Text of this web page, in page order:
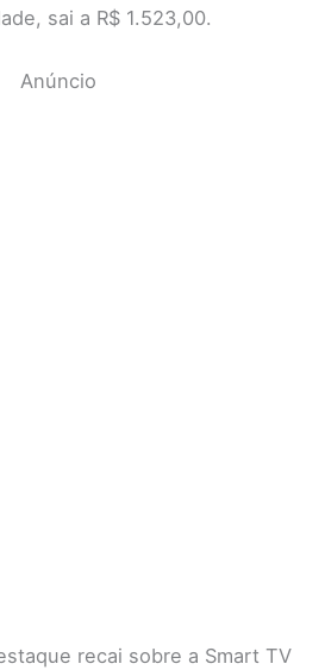
sai a R$ 1.523,00.
Anúncio
recai sobre a Smart TV